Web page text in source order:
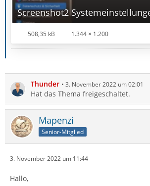
508,35 kB 1.344 × 1.200
Thunder 3. November 2022 um 02:01
Hat das Thema freigeschaltet.
Mapenzi
Senior-Mitglied
3. November 2022 um 11:44
Hallo,